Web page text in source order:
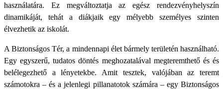
használatára. Ez megváltoztatja az egész rendezvényhelyszín
dinamikáját, tehát a diákjaik egy mélyebb személyes szinten
élvezhetik az iskolát.
A Biztonságos Tér, a mindennapi élet bármely területén használható.
Egy egyszerű, tudatos döntés meghozatalával megteremthető és és
belélegezhető a lényetekbe. Amit tesztek, valójában az teremt
számotokra – és a jelenlegi pillanatotok számára – egy Biztonságos